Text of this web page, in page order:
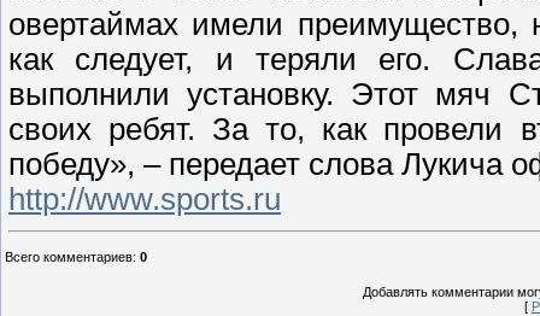
овертаймах имели
как следует, и теряли его.
выполнили установку. Этот мяч
своих ребят. За то, как провели
победу», – передает слова Лукича
http://www.sports.ru
Всего комментариев: 0
Добавлять комментарии
[